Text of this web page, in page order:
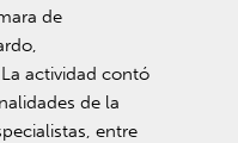
de
actividad contó
de la
entre